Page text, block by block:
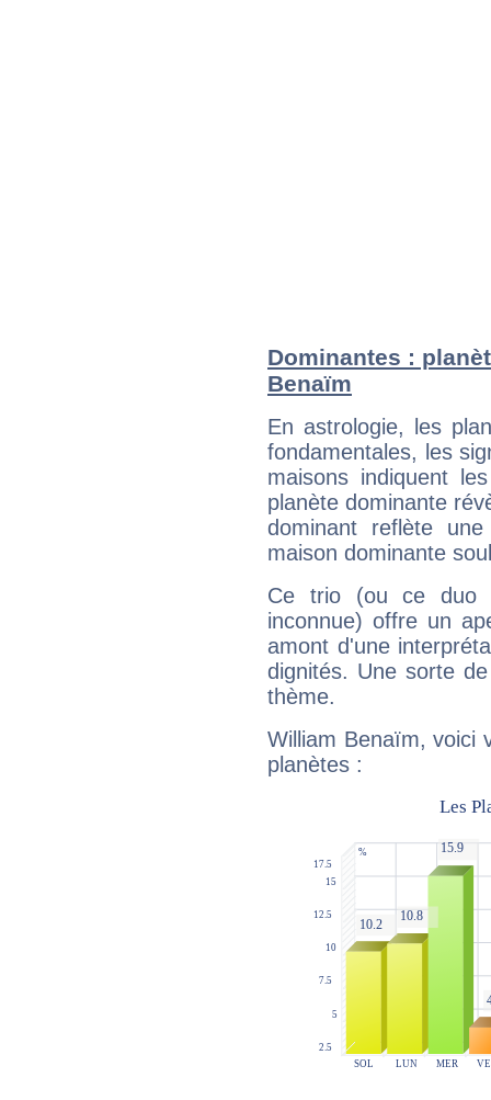
Dominantes :
Benaïm
En astrologie, les
fondamentales, les
maisons indiquent
planète dominante
dominant reflète
maison dominante
Ce trio (ou ce duo
inconnue) offre un
amont d'une
dignités. Une sorte
thème.
William Benaïm, voici
planètes :